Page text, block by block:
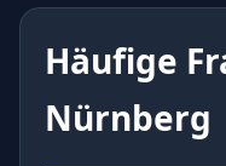
Häufige
Nürnberg